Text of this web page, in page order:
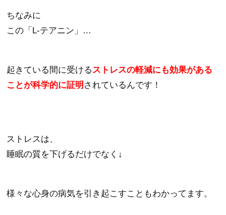
ちなみに
この「L-テアニン」…
起きている間に受ける ストレスの軽減にも効果がある
ことが科学的に証明 されているんです！
ストレスは、
睡眠の質を下げるだけでなく↓
様々な心身の病気を引き起こすこともわかってます。